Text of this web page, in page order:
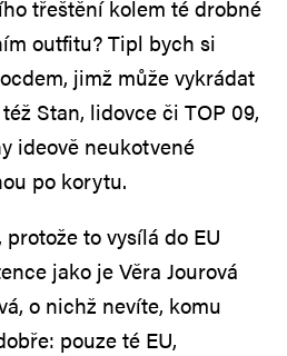
třeštění kolem té drobné
outfitu? Tipl bych si
jimž může vykrádat
Stan, lidovce či TOP 09,
ideově neukotvené
po korytu.
to vysílá do EU
jako je Věra Jourová
o nichž nevíte, komu
pouze té EU,